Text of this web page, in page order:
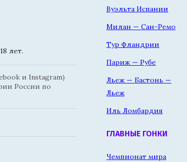
лет.
и Instagram)
России по
Вуэльта Испании
Милан — Сан-Ремо
Тур Фландрии
Париж — Рубе
Льеж — Бастонь —
Льеж
Иль Ломбардия
ГЛАВНЫЕ ГОНКИ
Чемпионат мира